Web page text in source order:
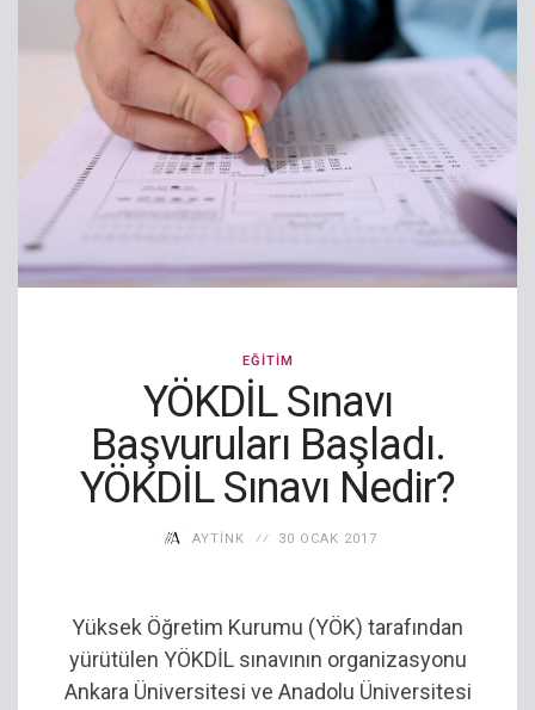
EĞITIM
YÖKDİL Sınavı
Başvuruları Başladı.
YÖKDİL Sınavı Nedir?
AYTINK 30 OCAK 2017
Yüksek Öğretim Kurumu (YÖK) tarafından
yürütülen YÖKDİL sınavının organizasyonu
Ankara Üniversitesi ve Anadolu Üniversitesi